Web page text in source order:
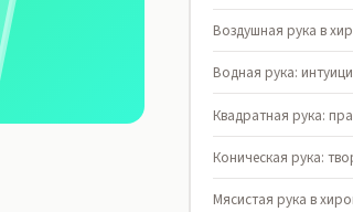
Воздушная рука в
Водная рука:
Квадратная рука:
Коническая рука:
Мясистая рука в